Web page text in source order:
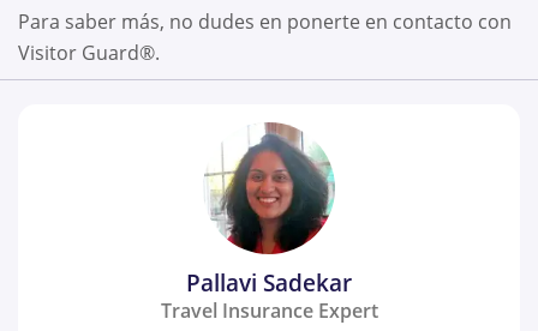
Para saber más, no dudes en ponerte en contacto con
Visitor Guard®.
Pallavi Sadekar
Travel Insurance Expert